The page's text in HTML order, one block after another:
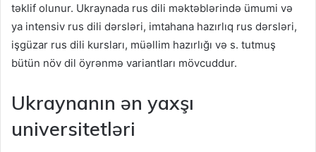
təklif olunur. Ukraynada rus dili məktəblərində ümumi və
ya intensiv rus dili dərsləri, imtahana hazırlıq rus dərsləri,
işgüzar rus dili kursları, müəllim hazırlığı və s. tutmuş
bütün növ dil öyrənmə variantları mövcuddur.
Ukraynanın ən yaxşı
universitetləri